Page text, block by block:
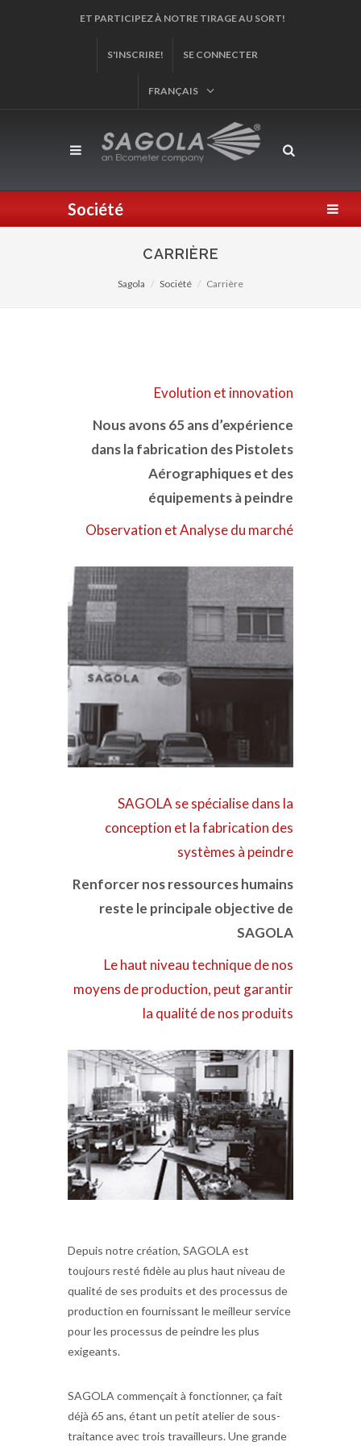
ENREGISTREZ VOTRE PRODUIT!
S'INSCRIRE! SE CONNECTER
FRANÇAIS
Société
CARRIÈRE
Sagola Société Carrière
Evolution et innovation
Nous avons 65 ans d’expérience
dans la fabrication des Pistolets
Aérographiques et des
équipements à peindre
Observation et Analyse du marché
SAGOLA se spécialise dans la
conception et la fabrication des
systèmes à peindre
Renforcer nos ressources humains
reste le principale objective de
SAGOLA
Le haut niveau technique de nos
moyens de production, peut garantir
la qualité de nos produits
Depuis notre création, SAGOLA est
toujours resté fidèle au plus haut niveau de
qualité de ses produits et des processus de
production en fournissant le meilleur service
pour les processus de peindre les plus
exigeants.
SAGOLA commençait à fonctionner, ça fait
déjà 65 ans, étant un petit atelier de sous-
traitance avec trois travailleurs. Une grande